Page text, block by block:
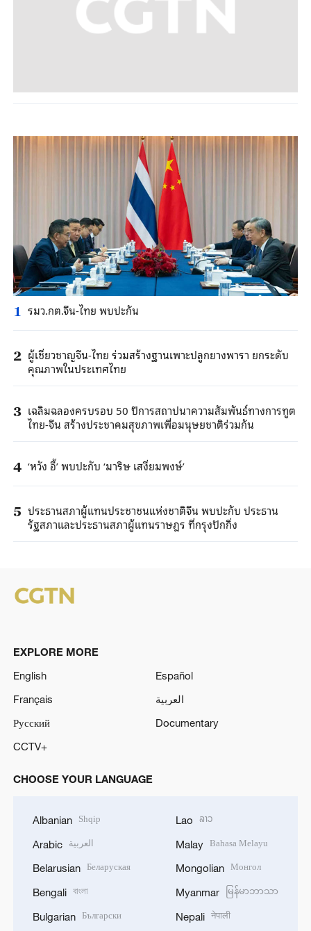
1 รมว.กต.จีน-ไทย พบปะกัน
2 ผู้เชี่ยวชาญจีน-ไทย ร่วมสร้างฐานเพาะปลูกยางพารา ยกระดับ
คุณภาพในประเทศไทย
3 เฉลิมฉลองครบรอบ 50 ปีการสถาปนาความสัมพันธ์ทางการทูต
ไทย-จีน สร้างประชาคมสุขภาพเพื่อมนุษยชาติร่วมกัน
4 ‘หวัง อี้’ พบปะกับ ‘มาริษ เสงี่ยมพงษ์’
5 ประธานสภาผู้แทนประชาชนแห่งชาติจีน พบปะกับ ประธาน
รัฐสภาและประธานสภาผู้แทนราษฎร ที่กรุงปักกิ่ง
EXPLORE MORE
English
Español
Français
العربية
Русский
Documentary
CCTV+
CHOOSE YOUR LANGUAGE
Albanian Shqip
Arabic العربية
Belarusian Беларуская
Bengali বাংলা
Bulgarian Български
Lao ລາວ
Malay Bahasa Melayu
Mongolian Монгол
Myanmar မြန်မာဘာသာ
Nepali नेपाली